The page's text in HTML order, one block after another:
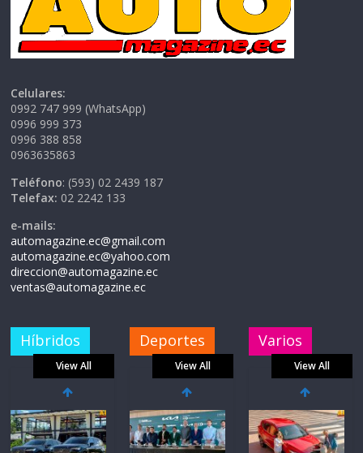
Celulares:
0992 747 999 (WhatsApp)
0996 999 373
0996 388 858
0963635863
Teléfono: (593) 02 2439 187
Telefax: 02 2242 133
e-mails:
automagazine.ec@gmail.com
automagazine.ec@yahoo.com
direccion@automagazine.ec
ventas@automagazine.ec
Híbridos
View All
Deportes
View All
Varios
View All